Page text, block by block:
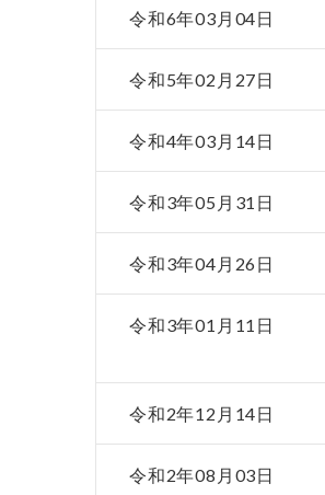
令和6年03月04日
令和5年02月27日
令和4年03月14日
令和3年05月31日
令和3年04月26日
令和3年01月11日
令和2年12月14日
令和2年08月03日